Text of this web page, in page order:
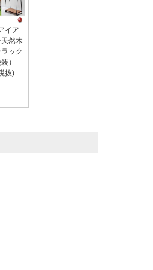
イア
然木
ック
）
抜)